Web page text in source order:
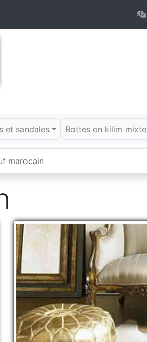
et sandales Bottes en kilim mixte
marocain